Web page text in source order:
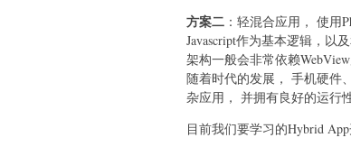
方案二 ：轻混合应用， 使用
Javascript作为基本逻辑，以
架构一般会非常依赖WebView
随着时代的发展， 手机硬件
杂应用， 并拥有良好的运行
目前我们要学习的Hybrid